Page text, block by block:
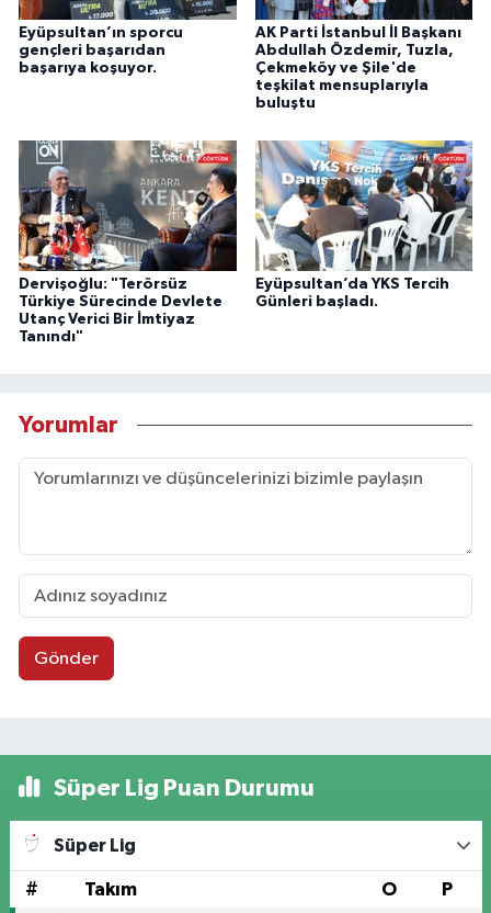
Eyüpsultan’ın sporcu
gençleri başarıdan
başarıya koşuyor.
AK Parti İstanbul İl Başkanı
Abdullah Özdemir, Tuzla,
Çekmeköy ve Şile'de
teşkilat mensuplarıyla
buluştu
Dervişoğlu: "Terörsüz
Türkiye Sürecinde Devlete
Utanç Verici Bir İmtiyaz
Tanındı"
Eyüpsultan’da YKS Tercih
Günleri başladı.
Yorumlar
Gönder
Süper Lig Puan Durumu
Süper Lig
# Takım O P